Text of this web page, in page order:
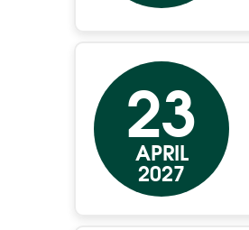
23
APRIL
2027